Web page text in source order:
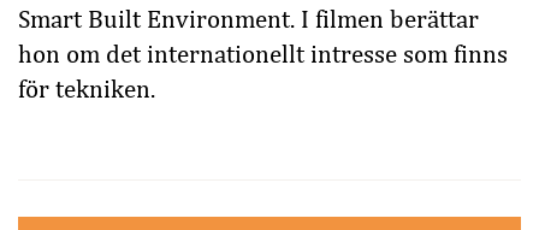
Smart Built Environment. I filmen berättar
hon om det internationellt intresse som finns
för tekniken.